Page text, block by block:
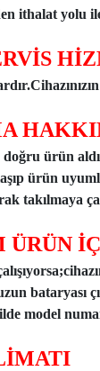
ithalat yolu
doğru ürün
ürün
takılmaya
ÜRÜN
bataryası
model